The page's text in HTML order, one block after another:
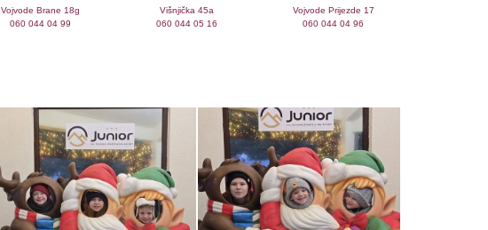
Vojvode Brane 18g
060 044 04 99
Višnjička 45a
060 044 05 16
Vojvode Prijezde 17
060 044 04 96